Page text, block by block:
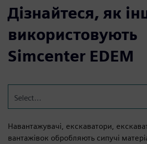
Дізнайтеся, як
використовують
Simcenter EDEM
Select...
Навантажувачі, екскаватори,
вантажівок обробляють сипучі